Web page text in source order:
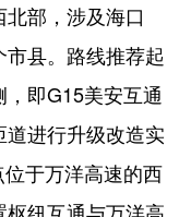
部，涉及海口
县。路线推荐起
即G15美安互通
进行升级改造实
于万洋高速的西